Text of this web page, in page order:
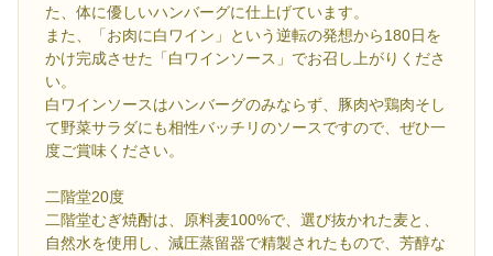
た、体に優しいハンバーグに仕上げています。
また、「お肉に白ワイン」という逆転の発想から180日を
かけ完成させた「白ワインソース」でお召し上がりくださ
い。
白ワインソースはハンバーグのみならず、豚肉や鶏肉そし
て野菜サラダにも相性バッチリのソースですので、ぜひ一
度ご賞味ください。
二階堂20度
二階堂むぎ焼酎は、原料麦100%で、選び抜かれた麦と、
自然水を使用し、減圧蒸留器で精製されたもので、芳醇な